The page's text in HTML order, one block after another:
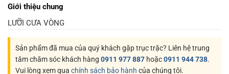
Giới thiệu chung
LƯỠI CƯA VÒNG
Sản phẩm đã mua của quý khách gặp trục trặc? Liên hệ trung
tâm chăm sóc khách hàng 0911 977 887 hoặc0911 944 738.
Vui lòng xem qua chính sách bảo hành của chúng tôi.